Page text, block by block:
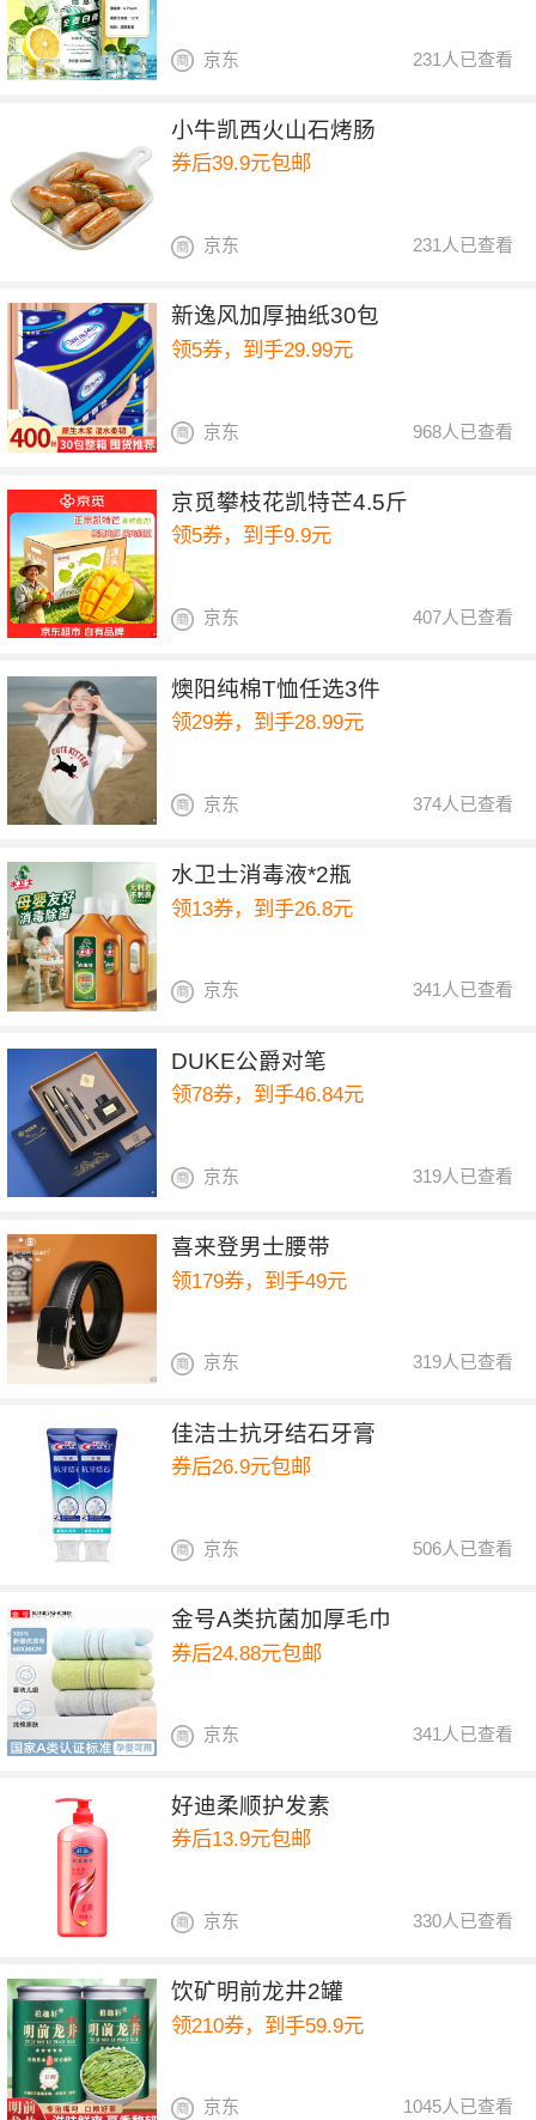
231人已查看
京东
小牛凯西火山石烤肠
券后39.9元包邮
231人已查看
京东
新逸风加厚抽纸30包
领5券，到手29.99元
968人已查看
京东
京觅攀枝花凯特芒4.5斤
领5券，到手9.9元
407人已查看
京东
燠阳纯棉T恤任选3件
领29券，到手28.99元
374人已查看
京东
水卫士消毒液*2瓶
领13券，到手26.8元
341人已查看
京东
DUKE公爵对笔
领78券，到手46.84元
319人已查看
京东
喜来登男士腰带
领179券，到手49元
319人已查看
京东
佳洁士抗牙结石牙膏
券后26.9元包邮
506人已查看
京东
金号A类抗菌加厚毛巾
券后24.88元包邮
341人已查看
京东
好迪柔顺护发素
券后13.9元包邮
330人已查看
京东
饮矿明前龙井2罐
领210券，到手59.9元
1045人已查看
京东